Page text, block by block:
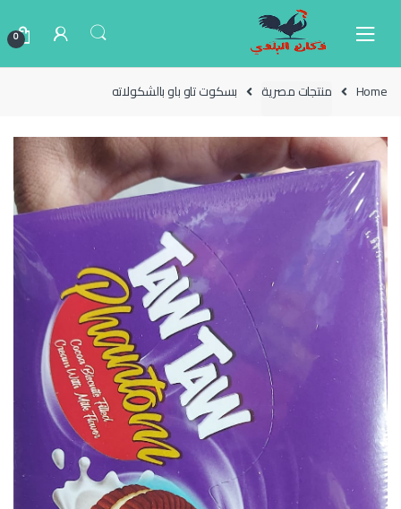
0
Home منتجات مصرية بسكوت تاو باو بالشكولاته